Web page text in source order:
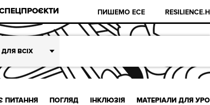
СПЕЦПРОЄКТИ ПИШЕМО ЕСЕ
ДЛЯ ВСІХ
ПИТАННЯ ПОГЛЯД ІНКЛЮЗІЯ МАТЕРІАЛИ ДЛЯ